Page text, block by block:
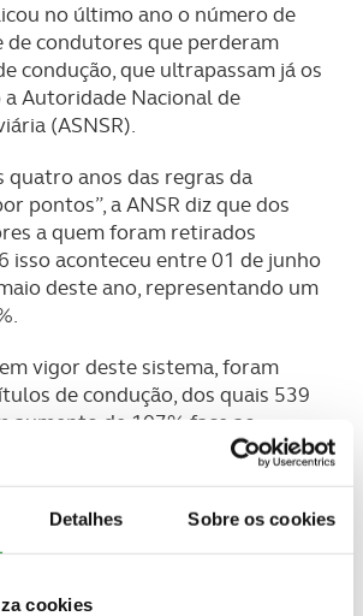
Detalhes Sobre os cookies
cookies
no último ano o número de
de condutores que perderam
condução, que ultrapassam já os
Autoridade Nacional de
(ASNSR).
quatro anos das regras da
pontos”, a ANSR diz que dos
a quem foram retirados
isso aconteceu entre 01 de junho
deste ano, representando um
vigor deste sistema, foram
de condução, dos quais 539
aumento de 107% face ao
entre 01 de junho de 2016 e 31
ANSR -, “para além de 1.532
cujos processos de cassação se